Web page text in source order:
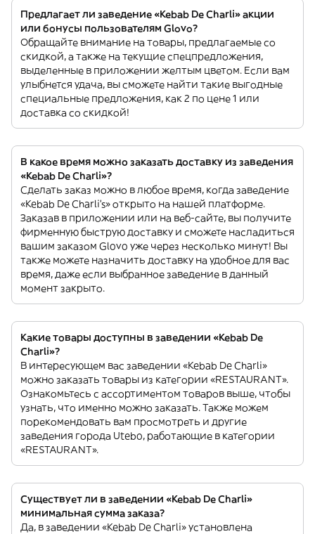
Предлагает ли заведение «Kebab De Charli» акции
или бонусы пользователям Glovo?
Обращайте внимание на товары, предлагаемые со
скидкой, а также на текущие спецпредложения,
выделенные в приложении желтым цветом. Если вам
улыбнется удача, вы сможете найти такие выгодные
специальные предложения, как 2 по цене 1 или
доставка со скидкой!
В какое время можно заказать доставку из заведения
«Kebab De Charli»?
Сделать заказ можно в любое время, когда заведение
«Kebab De Charli’s» открыто на нашей платформе.
Заказав в приложении или на веб-сайте, вы получите
фирменную быструю доставку и сможете насладиться
вашим заказом Glovo уже через несколько минут! Вы
также можете назначить доставку на удобное для вас
время, даже если выбранное заведение в данный
момент закрыто.
Какие товары доступны в заведении «Kebab De
Charli»?
В интересующем вас заведении «Kebab De Charli»
можно заказать товары из категории «RESTAURANT».
Ознакомьтесь с ассортиментом товаров выше, чтобы
узнать, что именно можно заказать. Также можем
порекомендовать вам просмотреть и другие
заведения города Utebo, работающие в категории
«RESTAURANT».
Существует ли в заведении «Kebab De Charli»
минимальная сумма заказа?
Да, в заведении «Kebab De Charli» установлена